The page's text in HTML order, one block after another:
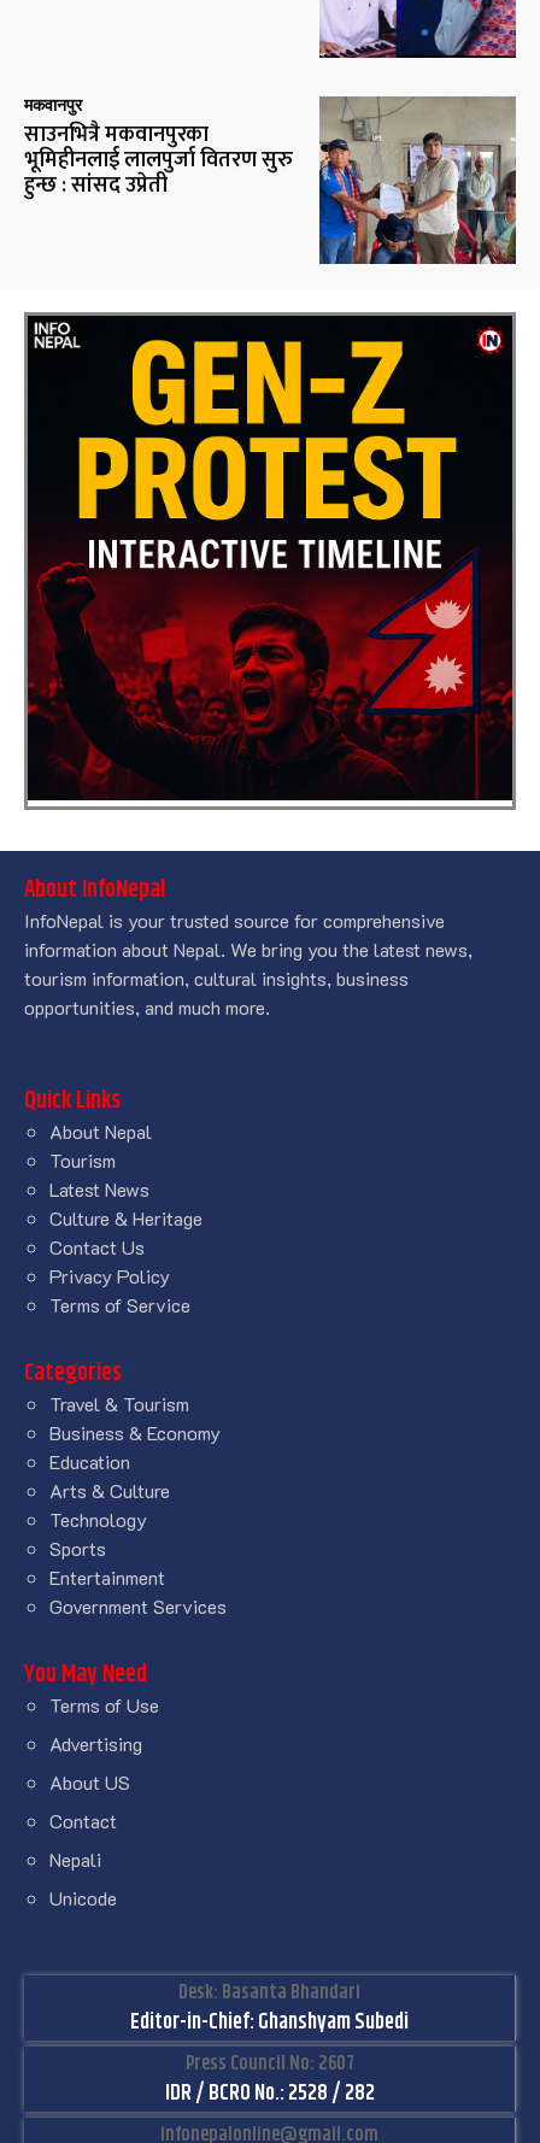
मकवानपुर
साउनभित्रै मकवानपुरका
भूमिहीनलाई लालपुर्जा वितरण सुरु
हुन्छ : सांसद उप्रेती
About InfoNepal
InfoNepal is your trusted source for comprehensive
information about Nepal. We bring you the latest news,
tourism information, cultural insights, business
opportunities, and much more.
Quick Links
About Nepal
Tourism
Latest News
Culture & Heritage
Contact Us
Privacy Policy
Terms of Service
Categories
Travel & Tourism
Business & Economy
Education
Arts & Culture
Technology
Sports
Entertainment
Government Services
You May Need
Terms of Use
Advertising
About US
Contact
Nepali
Unicode
Desk: Basanta Bhandari
Editor-in-Chief: Ghanshyam Subedi
Press Council No: 2607
IDR / BCRO No.: 2528 / 282
infonepalonline@gmail.com